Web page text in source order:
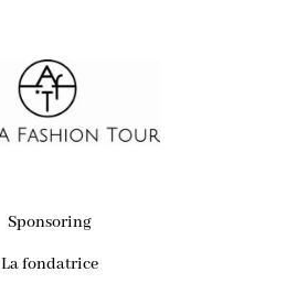
Sponsoring
La fondatrice